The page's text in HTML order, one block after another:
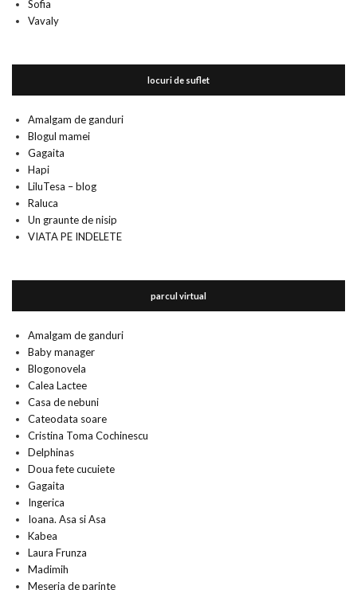
Sofia
Vavaly
locuri de suflet
Amalgam de ganduri
Blogul mamei
Gagaita
Hapi
LiluTesa – blog
Raluca
Un graunte de nisip
VIATA PE INDELETE
parcul virtual
Amalgam de ganduri
Baby manager
Blogonovela
Calea Lactee
Casa de nebuni
Cateodata soare
Cristina Toma Cochinescu
Delphinas
Doua fete cucuiete
Gagaita
Ingerica
Ioana. Asa si Asa
Kabea
Laura Frunza
Madimih
Meseria de parinte